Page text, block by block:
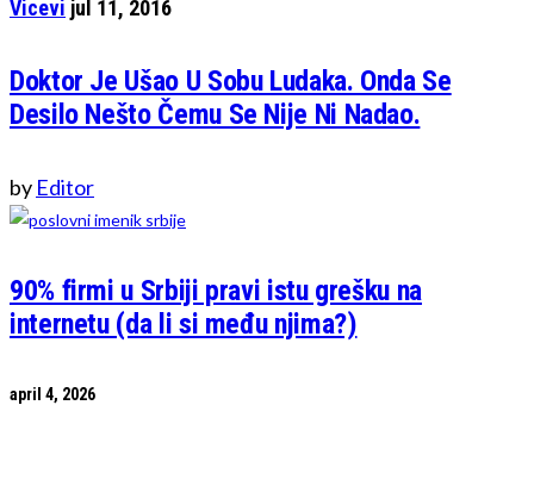
Vicevi jul 11, 2016
Doktor Je Ušao U Sobu Ludaka. Onda Se
Desilo Nešto Čemu Se Nije Ni Nadao.
by Editor
90% firmi u Srbiji pravi istu grešku na
internetu (da li si među njima?)
april 4, 2026